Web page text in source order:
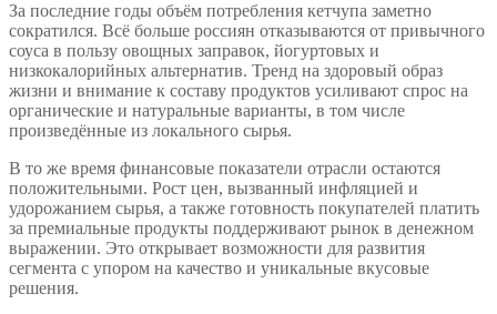
За последние годы объём потребления кетчупа заметно
сократился. Всё больше россиян отказываются от привычного
соуса в пользу овощных заправок, йогуртовых и
низкокалорийных альтернатив. Тренд на здоровый образ
жизни и внимание к составу продуктов усиливают спрос на
органические и натуральные варианты, в том числе
произведённые из локального сырья.
В то же время финансовые показатели отрасли остаются
положительными. Рост цен, вызванный инфляцией и
удорожанием сырья, а также готовность покупателей платить
за премиальные продукты поддерживают рынок в денежном
выражении. Это открывает возможности для развития
сегмента с упором на качество и уникальные вкусовые
решения.